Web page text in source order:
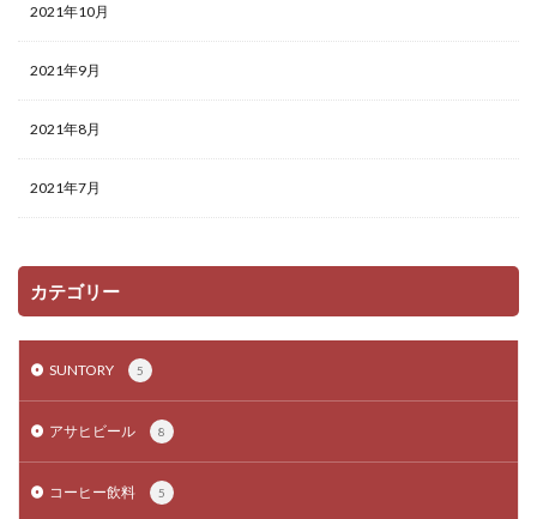
2021年10月
2021年9月
2021年8月
2021年7月
カテゴリー
SUNTORY 5
アサヒビール 8
コーヒー飲料 5